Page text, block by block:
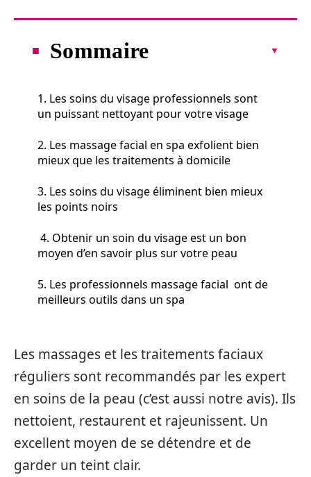
Sommaire
1. Les soins du visage professionnels sont
un puissant nettoyant pour votre visage
2. Les massage facial en spa exfolient bien
mieux que les traitements à domicile
3. Les soins du visage éliminent bien mieux
les points noirs
4. Obtenir un soin du visage est un bon
moyen d’en savoir plus sur votre peau
5. Les professionnels massage facial ont de
meilleurs outils dans un spa
Les massages et les traitements faciaux
réguliers sont recommandés par les expert
en soins de la peau (c’est aussi notre avis). Ils
nettoient, restaurent et rajeunissent. Un
excellent moyen de se détendre et de
garder un teint clair.